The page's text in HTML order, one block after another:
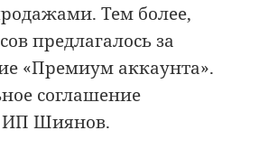
Тем более,
предлагалось за
«Премиум аккаунта».
соглашение
ИП Шиянов.